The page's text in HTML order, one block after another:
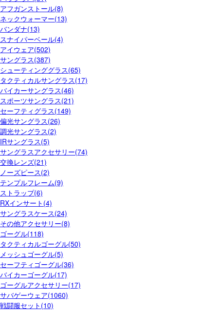
アフガンストール(8)
ネックウォーマー(13)
バンダナ(13)
スナイパーベール(4)
アイウェア(502)
サングラス(387)
シューティンググラス(65)
タクティカルサングラス(17)
バイカーサングラス(46)
スポーツサングラス(21)
セーフティグラス(149)
偏光サングラス(26)
調光サングラス(2)
IRサングラス(5)
サングラスアクセサリー(74)
交換レンズ(21)
ノーズピース(2)
テンプルフレーム(9)
ストラップ(6)
RXインサート(4)
サングラスケース(24)
その他アクセサリー(8)
ゴーグル(118)
タクティカルゴーグル(50)
メッシュゴーグル(5)
セーフティゴーグル(36)
バイカーゴーグル(17)
ゴーグルアクセサリー(17)
サバゲーウェア(1060)
戦闘服セット(10)